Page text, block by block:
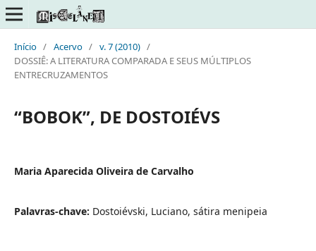
Início / Acervo / v. 7 (2010) /
DOSSIÊ: A LITERATURA COMPARADA E SEUS MÚLTIPLOS
ENTRECRUZAMENTOS
“BOBOK”, DE DOSTOIÉVS
Maria Aparecida Oliveira de Carvalho
Palavras-chave: Dostoiévski, Luciano, sátira menipeia